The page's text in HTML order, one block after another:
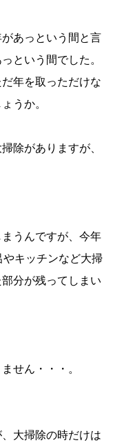
あっという間と言
という間でした。
年を取っただけな
うか。
除がありますが、
うんですが、今年
キッチンなど大掃
分が残ってしまい
せん・・・。
大掃除の時だけは